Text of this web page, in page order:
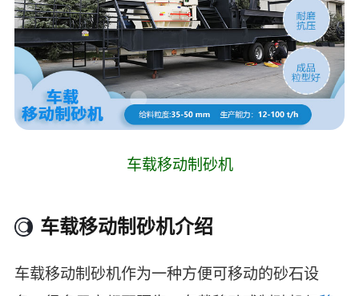
车载移动制砂机
车载移动制砂机介绍
车载移动制砂机作为一种方便可移动的砂石设